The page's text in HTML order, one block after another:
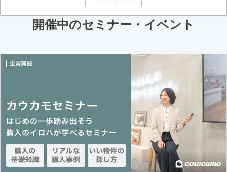
開催中のセミナー・イベント